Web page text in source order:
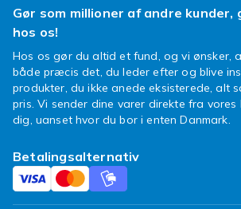
Gør som millioner af andre kunder,
hos os!
Hos os gør du altid et fund, og vi ønsker,
både præcis det, du leder efter og blive
produkter, du ikke anede eksisterede, alt
pris. Vi sender dine varer direkte fra vores
dig, uanset hvor du bor i enten Danmark.
Betalingsalternativ